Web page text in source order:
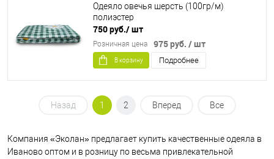
Одеяло овечья шерсть (100гр/м)
полиэстер
750 руб./ шт
975 руб. / шт
Розничная цена
В корзину Подробнее
Назад 1 2 Вперед Все
Компания «Эколан» предлагает купить качественные одеяла в
Иваново оптом и в розницу по весьма привлекательной